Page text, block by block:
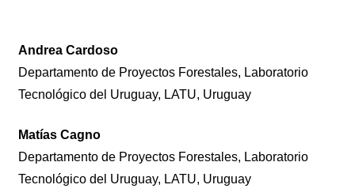
Andrea Cardoso
Departamento de Proyectos Forestales, Laboratorio
Tecnológico del Uruguay, LATU, Uruguay
Matías Cagno
Departamento de Proyectos Forestales, Laboratorio
Tecnológico del Uruguay, LATU, Uruguay